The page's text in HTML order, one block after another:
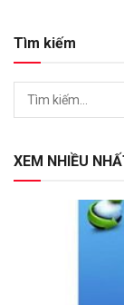
Tìm kiếm
XEM NHIỀU